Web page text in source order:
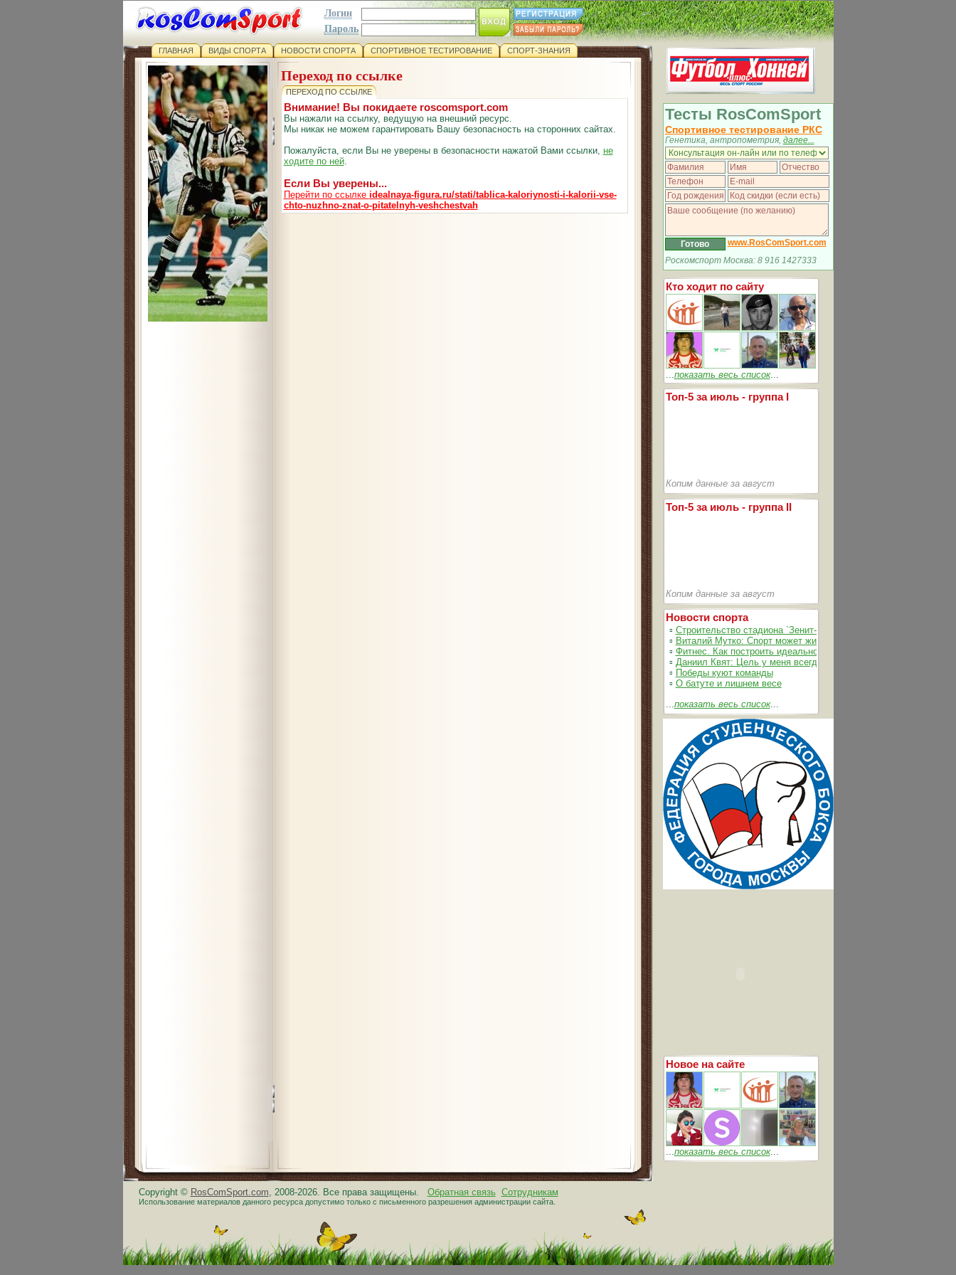
Логин
Пароль
ГЛАВНАЯ ВИДЫ СПОРТА НОВОСТИ СПОРТА СПОРТИВНОЕ ТЕСТИРОВАНИЕ СПОРТ-ЗНАНИЯ
Переход по ссылке
ПЕРЕХОД ПО ССЫЛКЕ
Внимание! Вы покидаете roscomsport.com
Вы нажали на ссылку, ведущую на внешний ресурс.
Мы никак не можем гарантировать Вашу безопасность на сторонних сайтах.
Пожалуйста, если Вы не уверены в безопасности нажатой Вами ссылки, не
ходите по ней.
Если Вы уверены...
Перейти по ссылке idealnaya-figura.ru/stati/tablica-kaloriynosti-i-kalorii-vse-
chto-nuzhno-znat-o-pitatelnyh-veshchestvah
Copyright © RosComSport.com, 2008-2026. Все права защищены. Обратная связь Сотрудникам
Использование материалов данного ресурса допустимо только с письменного разрешения администрации сайта.
Тесты RosComSport
Спортивное тестирование РКС
Генетика, антропометрия, далее...
www.RosComSport.com
Роскомспорт Москва: 8 916 1427333
Кто ходит по сайту
...показать весь список...
Топ-5 за июль - группа I
Копим данные за август
Топ-5 за июль - группа II
Копим данные за август
Новости спорта
▫ Строительство стадиона `Зенит-Арена` идет согласно графика
▫ Виталий Мутко: Спорт может жить без допинга
▫ Фитнес. Как построить идеальное тело
▫ Даниил Квят: Цель у меня всегда одна – выжимать из себя и
▫ Победы куют команды
▫ О батуте и лишнем весе
...показать весь список...
Новое на сайте
...показать весь список...